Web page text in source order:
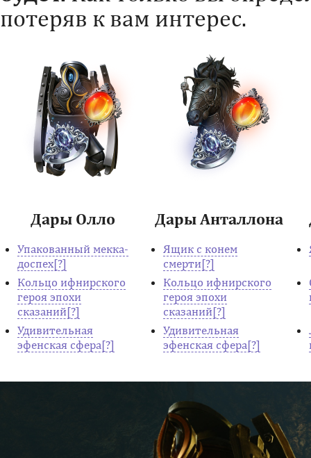
потеряв к вам интерес.
Дары Олло
Упакованный мекка-
доспех
Кольцо ифнирского
героя эпохи
сказаний
Удивительная
эфенская сфера
Дары Анталлона
Ящик с конем
смерти
Кольцо ифнирского
героя эпохи
сказаний
Удивительная
эфенская сфера